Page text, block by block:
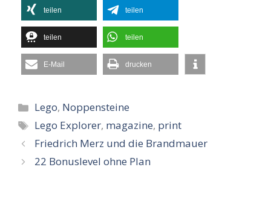
teilen teilen
teilen teilen
E-Mail drucken
Kategorien
Lego, Noppensteine
Schlagwörter
Lego Explorer, magazine, print
Friedrich Merz und die Brandmauer
22 Bonuslevel ohne Plan